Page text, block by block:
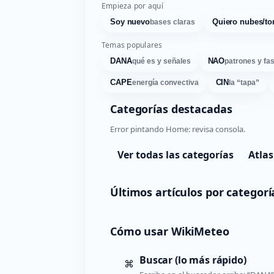
Empieza por aquí
Soy nuevobases claras Quiero nubes/
Temas populares
DANAqué es y señales NAOpatrones y
CAPEenergía convectiva CIN la “tapa”
Categorías destacadas
Error pintando Home: revisa consola.
Ver todas las categorías Atlas
Últimos artículos por
Cómo usar WikiMeteo
⌘ Buscar (lo más rápido)